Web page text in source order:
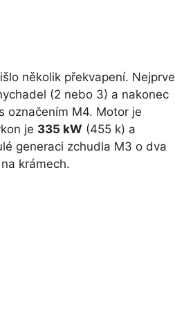
několik překvapení. Nejprve
(2 nebo 3) a nakonec
označením M4. Motor je
je 335 kW (455 k) a
generaci zchudla M3 o dva
krámech.